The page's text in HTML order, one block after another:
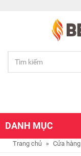
DANH MỤC
Trang chủ » Cửa hàng